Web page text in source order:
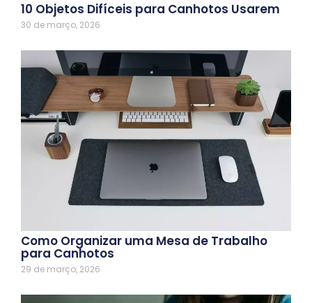
10 Objetos Difíceis para Canhotos Usarem
30 de março, 2026
Como Organizar uma Mesa de Trabalho
para Canhotos
29 de março, 2026